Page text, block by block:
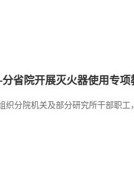
省院开展灭火器使用专项
分院机关及部分研究所干部职工